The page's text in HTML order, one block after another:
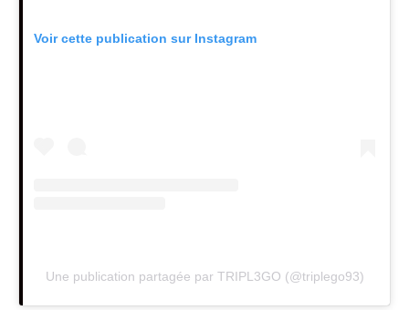
Voir cette publication sur Instagram
Une publication partagée par TRIPL3GO (@triplego93)